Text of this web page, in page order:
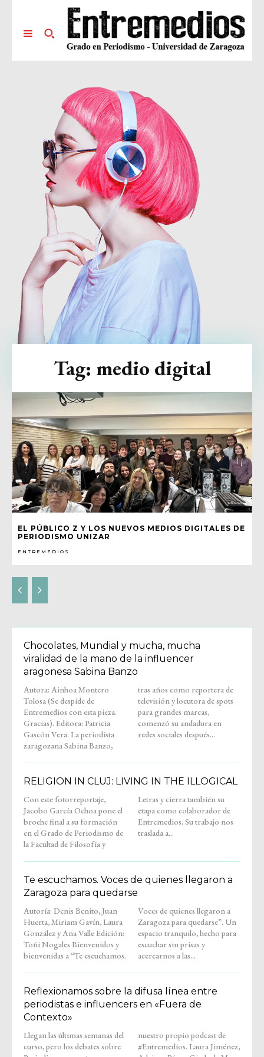
EL PÚBLICO Z Y LOS NUEVOS MEDIOS DIGITALES DE
PERIODISMO UNIZAR
ENTREMEDIOS
Tag: medio digital
Chocolates, Mundial y mucha, mucha
viralidad de la mano de la influencer
aragonesa Sabina Banzo
Autora: Ainhoa Montero
Tolosa (Se despide de
Entremedios con esta pieza.
Gracias). Editora: Patricia
Gascón Vera. La periodista
zaragozana Sabina Banzo,
tras años como reportera de
televisión y locutora de spots
para grandes marcas,
comenzó su andadura en
redes sociales después...
RELIGION IN CLUJ: LIVING IN THE ILLOGICAL
Con este fotorreportaje,
Jacobo García Ochoa pone el
broche final a su formación
en el Grado de Periodismo de
la Facultad de Filosofía y
Letras y cierra también su
etapa como colaborador de
Entremedios. Su trabajo nos
traslada a...
Te escuchamos. Voces de quienes llegaron a
Zaragoza para quedarse
Autoría: Denis Benito, Juan
Huerta, Miriam Gavín, Laura
González y Ana Valle Edición:
Toñi Nogales Bienvenidos y
bienvenidas a “Te escuchamos.
Voces de quienes llegaron a
Zaragoza para quedarse”. Un
espacio tranquilo, hecho para
escuchar sin prisas y
acercarnos a las...
Reflexionamos sobre la difusa línea entre
periodistas e influencers en «Fuera de
Contexto»
Llegan las últimas semanas del
curso, pero los debates sobre
nuestro propio podcast de
#Entremedios. Laura Jiménez,